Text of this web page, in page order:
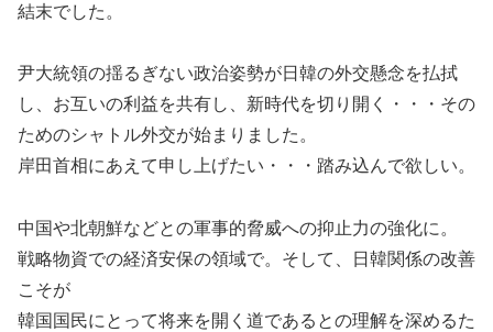
結末でした。
尹大統領の揺るぎない政治姿勢が日韓の外交懸念を払拭
し、お互いの利益を共有し、新時代を切り開く・・・その
ためのシャトル外交が始まりました。
岸田首相にあえて申し上げたい・・・踏み込んで欲しい。
中国や北朝鮮などとの軍事的脅威への抑止力の強化に。
戦略物資での経済安保の領域で。そして、日韓関係の改善
こそが
韓国国民にとって将来を開く道であるとの理解を深めるた